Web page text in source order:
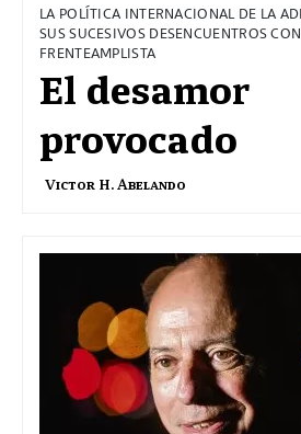
LA POLÍTICA INTERNACIONAL DE LA
SUS SUCESIVOS DESENCUENTROS
FRENTEAMPLISTA
El desamor
provocado
Victor H. Abelando